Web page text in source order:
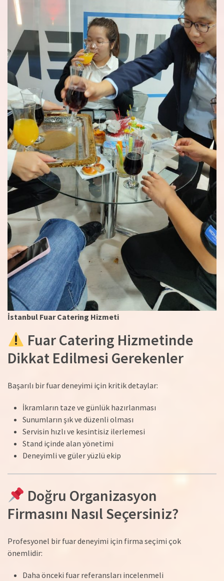
İstanbul Fuar Catering Hizmeti
Fuar Catering Hizmetinde
Dikkat Edilmesi Gerekenler
Başarılı bir fuar deneyimi için kritik detaylar:
İkramların taze ve günlük hazırlanması
Sunumların şık ve düzenli olması
Servisin hızlı ve kesintisiz ilerlemesi
Stand içinde alan yönetimi
Deneyimli ve güler yüzlü ekip
Doğru Organizasyon
Firmasını Nasıl Seçersiniz?
Profesyonel bir fuar deneyimi için firma seçimi çok
önemlidir:
Daha önceki fuar referansları incelenmeli